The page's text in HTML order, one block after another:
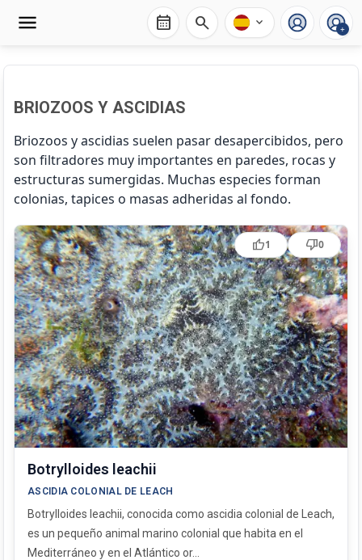
calendar_month search expand_more +
BRIOZOOS Y ASCIDIAS
Briozoos y ascidias suelen pasar desapercibidos, pero
son filtradores muy importantes en paredes, rocas y
estructuras sumergidas. Muchas especies forman
colonias, tapices o masas adheridas al fondo.
Botrylloides leachii
Botryllus schlosseri
Clavelina lepadiformis
Halocynthia papillosa
Microcosmus sabatieri
Myriapora truncata
Pentapora fascialis
Phallusia mammillata
Reteporella grimaldii
Botrylloides leachii
ASCIDIA COLONIAL DE LEACH
Botrylloides leachii, conocida como ascidia colonial de Leach,
es un pequeño animal marino colonial que habita en el
Mediterráneo y en el Atlántico or...
thumb_up1 thumb_down0